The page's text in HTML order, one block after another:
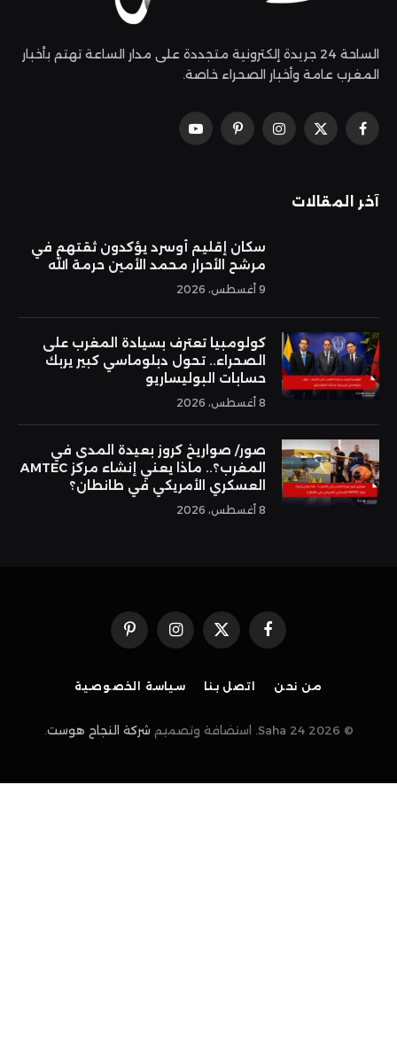
الساحة 24 جريدة إلكترونية متجددة على مدار الساعة تهتم بأخبار
المغرب عامة وأخبار الصحراء خاصة.
فيسبوك
X
الانستغرامبينتيريستيوتيوب
آخر المقالات
سكان إقليم أوسرد يؤكدون ثقتهم في
مرشح الأحرار محمد الأمين حرمة الله
9 أغسطس، 2026
كولومبيا تعترف بسيادة المغرب على
الصحراء.. تحول دبلوماسي كبير يربك
حسابات البوليساريو
8 أغسطس، 2026
صور/ صواريخ كروز بعيدة المدى في
المغرب؟.. ماذا يعني إنشاء مركز AMTEC
العسكري الأمريكي في طانطان؟
8 أغسطس، 2026
فيسبوكX
(Twitter)
الانستغرامبينتيريست
من نحن اتصل بنا سياسة الخصوصية
© 2026 Saha 24. استضافة وتصميم شركة النجاح هوست